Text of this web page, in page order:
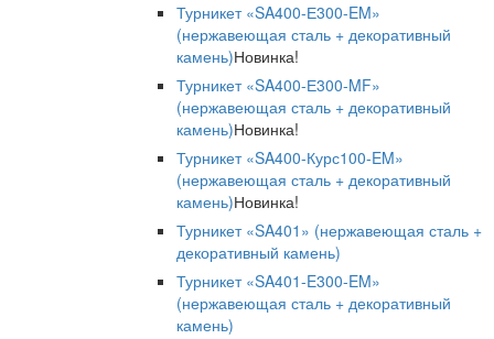
Турникет «SA400-Е300-EM»
(нержавеющая сталь + декоративный
камень)Новинка!
Турникет «SA400-Е300-MF»
(нержавеющая сталь + декоративный
камень)Новинка!
Турникет «SA400-Курс100-EM»
(нержавеющая сталь + декоративный
камень)Новинка!
Турникет «SA401» (нержавеющая сталь +
декоративный камень)
Турникет «SA401-E300-EM»
(нержавеющая сталь + декоративный
камень)